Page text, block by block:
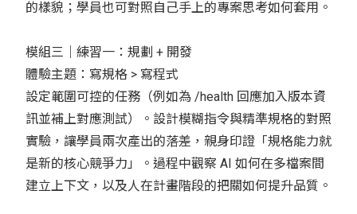
的樣貌；學員也可對照自己手上的專案思考如何套用。
模組三｜練習一：規劃 + 開發
體驗主題：寫規格 > 寫程式
設定範圍可控的任務（例如為 /health 回應加入版本資
訊並補上對應測試）。設計模糊指令與精準規格的對照
實驗，讓學員兩次產出的落差，親身印證「規格能力就
是新的核心競爭力」。過程中觀察 AI 如何在多檔案間
建立上下文，以及人在計畫階段的把關如何提升品質。